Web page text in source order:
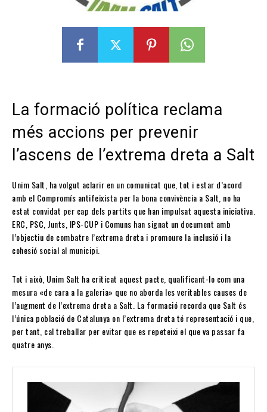
La formació política reclama
més accions per prevenir
l’ascens de l’extrema dreta a Salt
Unim Salt, ha volgut aclarir en un comunicat que, tot i estar d’acord
amb el Compromís antifeixista per la bona convivència a Salt, no ha
estat convidat per cap dels partits que han impulsat aquesta iniciativa.
ERC, PSC, Junts, IPS-CUP i Comuns han signat un document amb
l’objectiu de combatre l’extrema dreta i promoure la inclusió i la
cohesió social al municipi.
Tot i això, Unim Salt ha criticat aquest pacte, qualificant-lo com una
mesura «de cara a la galeria» que no aborda les veritables causes de
l’augment de l’extrema dreta a Salt. La formació recorda que Salt és
l’única població de Catalunya on l’extrema dreta té representació i que,
per tant, cal treballar per evitar que es repeteixi el que va passar fa
quatre anys.